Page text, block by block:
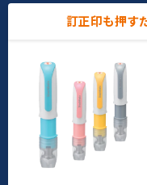
訂正印も押す